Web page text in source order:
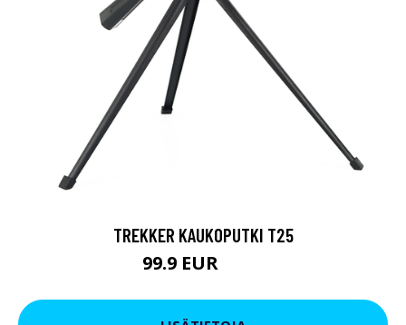
TREKKER KAUKOPUTKI T25
99.9 EUR